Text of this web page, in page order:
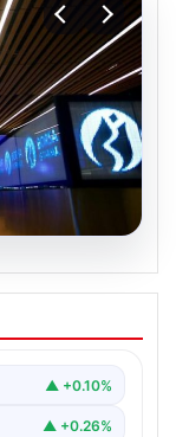
piyasalarında
▲ +0.10%
▲ +0.26%